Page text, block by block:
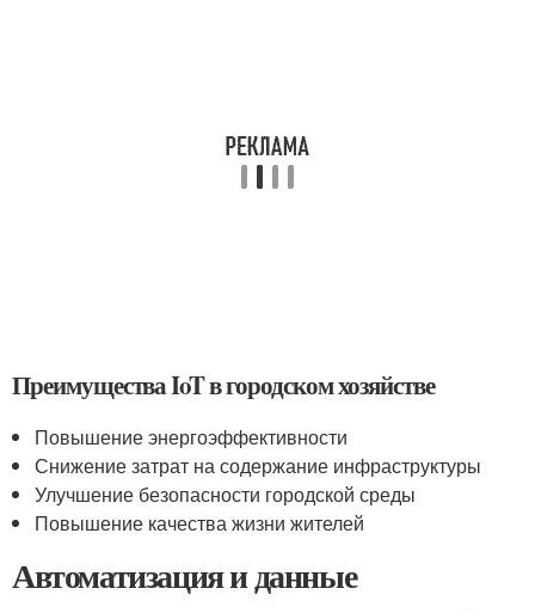
Преимущества IoT в городском хозяйстве
Повышение энергоэффективности
Снижение затрат на содержание инфраструктуры
Улучшение безопасности городской среды
Повышение качества жизни жителей
Автоматизация и данные